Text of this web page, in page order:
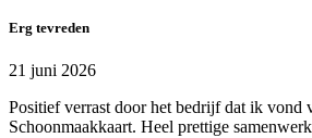
Erg tevreden
21 juni 2026
Positief verrast door het bedrijf dat ik vond
Schoonmaakkaart. Heel prettige